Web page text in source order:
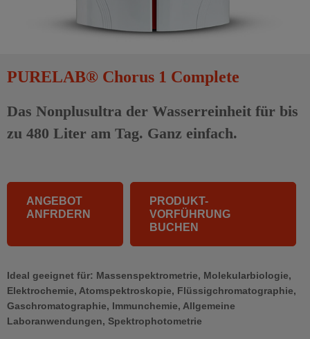
PURELAB® Chorus 1 Complete
Das Nonplusultra der Wasserreinheit für bis
zu 480 Liter am Tag. Ganz einfach.
ANGEBOT
ANFRDERN
PRODUKT-
VORFÜHRUNG
BUCHEN
Ideal geeignet für: Massenspektrometrie, Molekularbiologie,
Elektrochemie, Atomspektroskopie, Flüssigchromatographie,
Gaschromatographie, Immunchemie, Allgemeine
Laboranwendungen, Spektrophotometrie